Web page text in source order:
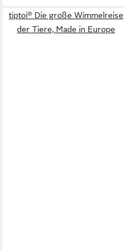
tiptoi® Die große Wimmelreise
der Tiere, Made in Europe